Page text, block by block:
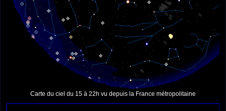
Carte du ciel du 15 à 22h vu depuis la France métropolitaine